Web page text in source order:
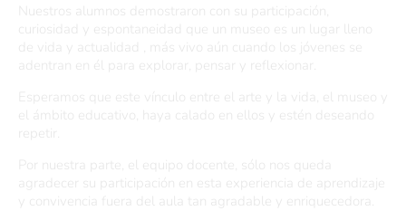
Nuestros alumnos demostraron con su participación,
curiosidad y espontaneidad que un museo es un lugar lleno
de vida y actualidad , más vivo aún cuando los jóvenes se
adentran en él para explorar, pensar y reflexionar.
Esperamos que este vínculo entre el arte y la vida, el museo y
el ámbito educativo, haya calado en ellos y estén deseando
repetir.
Por nuestra parte, el equipo docente, sólo nos queda
agradecer su participación en esta experiencia de aprendizaje
y convivencia fuera del aula tan agradable y enriquecedora.